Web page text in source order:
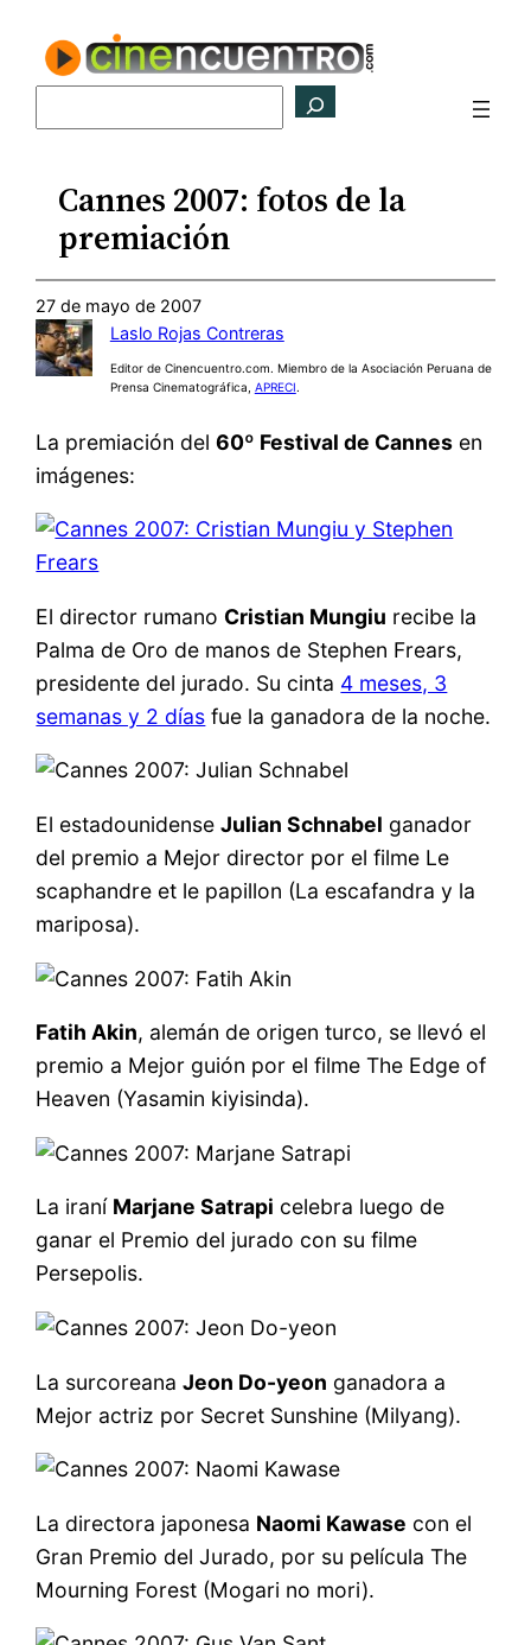
contenido
Cannes 2007: fotos de la
premiación
27 de mayo de 2007
Laslo Rojas Contreras
Editor de Cinencuentro.com. Miembro de la Asociación Peruana de
Prensa Cinematográfica, APRECI.
La premiación del60º Festival de Cannes en
imágenes:
El director rumano Cristian Mungiu recibe la
Palma de Oro de manos de Stephen Frears,
presidente del jurado. Su cinta 4 meses, 3
semanas y 2 días fue la ganadora de la noche.
El estadounidenseJulian Schnabel ganador
del premio a Mejor director por el filme Le
scaphandre et le papillon (La escafandra y la
mariposa).
Fatih Akin, alemán de origen turco, se llevó el
premio a Mejor guión por el filme The Edge of
Heaven (Yasamin kiyisinda).
La iraní Marjane Satrapi celebra luego de
ganar el Premio del jurado con su filme
Persepolis.
La surcoreanaJeon Do-yeon ganadora a
Mejor actriz por Secret Sunshine (Milyang).
La directora japonesa Naomi Kawase con el
Gran Premio del Jurado, por su película The
Mourning Forest (Mogari no mori).